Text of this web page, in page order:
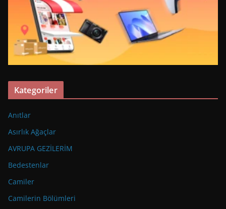
Kategoriler
Anıtlar
Asırlık Ağaçlar
AVRUPA GEZİLERİM
Bedestenlar
Camiler
Camilerin Bölümleri